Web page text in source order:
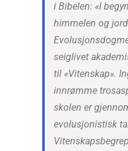
i Bibelen: «I
himmelen og
seiglivet
til «Vitenskap».
innrømme
skolen er
evolusjonistisk